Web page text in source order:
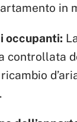
in
occupanti:
controllata